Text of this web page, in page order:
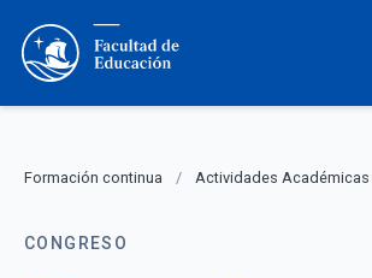
Formación continua / Actividades Académicas
CONGRESO